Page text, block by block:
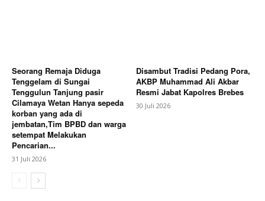
Seorang Remaja Diduga
Tenggelam di Sungai
Tenggulun Tanjung pasir
Cilamaya Wetan Hanya sepeda
korban yang ada di
jembatan,Tim BPBD dan warga
setempat Melakukan
Pencarian...
31 Juli 2026
Disambut Tradisi Pedang Pora,
AKBP Muhammad Ali Akbar
Resmi Jabat Kapolres Brebes
30 Juli 2026